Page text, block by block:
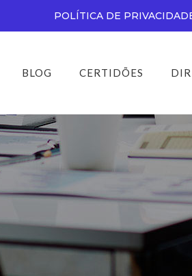
POLÍTICA DE
BLOG CERTIDÕES